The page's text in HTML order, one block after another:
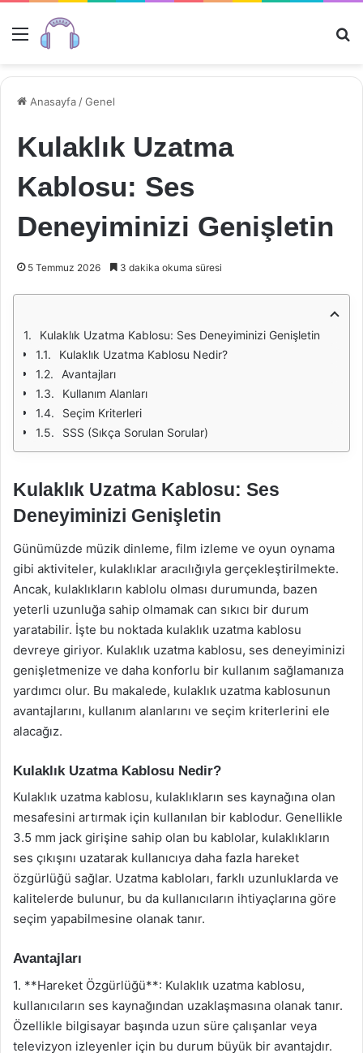
Menü
Anasayfa /Genel
Kulaklık Uzatma
Kablosu: Ses
Deneyiminizi Genişletin
5 Temmuz 2026 3 dakika okuma süresi
Kulaklık Uzatma Kablosu: Ses Deneyiminizi Genişletin
Kulaklık Uzatma Kablosu Nedir?
Avantajları
Kullanım Alanları
Seçim Kriterleri
SSS (Sıkça Sorulan Sorular)
Kulaklık Uzatma Kablosu: Ses
Deneyiminizi Genişletin
Günümüzde müzik dinleme, film izleme ve oyun oynama
gibi aktiviteler, kulaklıklar aracılığıyla gerçekleştirilmekte.
Ancak, kulaklıkların kablolu olması durumunda, bazen
yeterli uzunluğa sahip olmamak can sıkıcı bir durum
yaratabilir. İşte bu noktada kulaklık uzatma kablosu
devreye giriyor. Kulaklık uzatma kablosu, ses deneyiminizi
genişletmenize ve daha konforlu bir kullanım sağlamanıza
yardımcı olur. Bu makalede, kulaklık uzatma kablosunun
avantajlarını, kullanım alanlarını ve seçim kriterlerini ele
alacağız.
Kulaklık Uzatma Kablosu Nedir?
Kulaklık uzatma kablosu, kulaklıkların ses kaynağına olan
mesafesini artırmak için kullanılan bir kablodur. Genellikle
3.5 mm jack girişine sahip olan bu kablolar, kulaklıkların
ses çıkışını uzatarak kullanıcıya daha fazla hareket
özgürlüğü sağlar. Uzatma kabloları, farklı uzunluklarda ve
kalitelerde bulunur, bu da kullanıcıların ihtiyaçlarına göre
seçim yapabilmesine olanak tanır.
Avantajları
1. **Hareket Özgürlüğü**: Kulaklık uzatma kablosu,
kullanıcıların ses kaynağından uzaklaşmasına olanak tanır.
Özellikle bilgisayar başında uzun süre çalışanlar veya
televizyon izleyenler için bu durum büyük bir avantajdır.